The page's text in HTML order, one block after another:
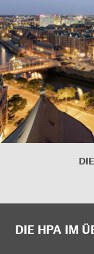
DIE HPA IM